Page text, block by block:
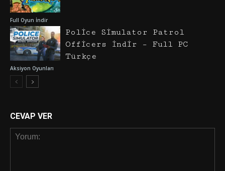
Full Oyun İndir
Aksiyon Oyunları
Police Simulator Patrol
Officers İndir – Full PC
Türkçe
CEVAP VER